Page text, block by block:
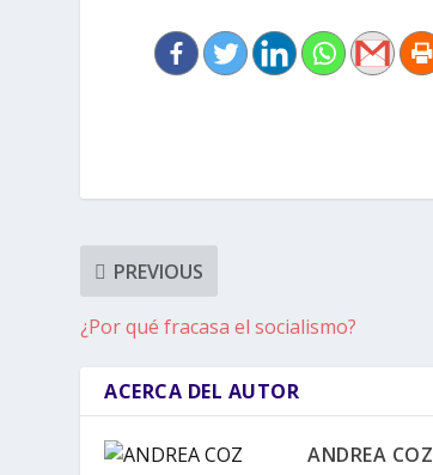
PREVIOUS
¿Por qué fracasa el socialismo?
ACERCA DEL AUTOR
ANDREA COZ